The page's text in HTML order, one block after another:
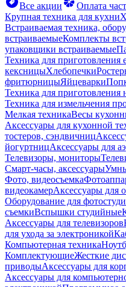
Все акции
Оплата
Крупная техника для кухни
Встраиваемая техника,
встраиваемыеКомплекты
упаковщики встраиваемые
Техника для приготовления
кексницыХлебопечки
фритюрницыЯйцеварки
Техника для приготовления
Техника для измельчения
Мелкая техникаВесы
Аксессуары для кухонной
тостеров, сэндвичниц
йогуртницАксессуары для
Телевизоры, мониторы
Смарт-часы, аксессуары
Фото, видеосъемка
видеокамерАксессуары для
Оборудование для
съемкиВспышки студийные
Аксессуары для телевизоров
для ухода за электроникой
Компьютерная техника
КомплектующиеЖесткие
приводыАксессуары для
Аксессуары для